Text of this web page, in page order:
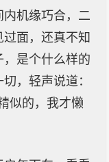
机缘巧合，二
面，还真不知
是个什么样的
，轻声说道：
似的，我才懒